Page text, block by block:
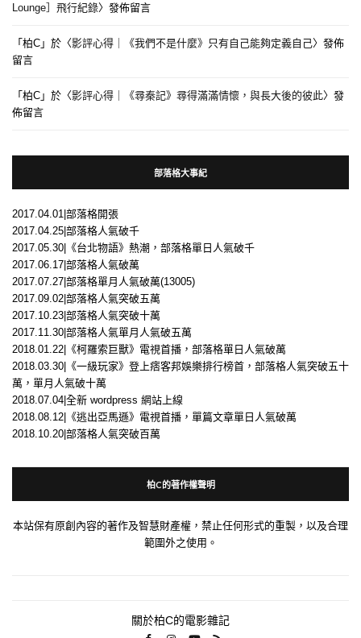
Lounge］飛行紀錄〉發佈留言
「 柏C 」於〈影評心得｜《我們不是什麼》只有自己能夠定義自己〉發佈
留言
「 柏C 」於〈影評心得｜《尋秦記》尋得滿滿情懷，與長大後的彼此〉發
佈留言
部落格大事紀
2017.04.01|部落格開張
2017.04.25|部落格人氣破千
2017.05.30|《台北物語》熱潮，部落格單日人氣破千
2017.06.17|部落格人氣破萬
2017.07.27|部落格單月人氣破萬(13005)
2017.09.02|部落格人氣突破五萬
2017.10.23|部落格人氣突破十萬
2017.11.30|部落格人氣單月人氣破五萬
2018.01.22|《柯羅索巨獸》電視首播，部落格單日人氣破萬
2018.03.30|《一級玩家》登上痞客邦娛樂排行榜首，部落格人氣突破五十
萬，單月人氣破十萬
2018.07.04|全新 wordpress 網站上線
2018.08.12|《逃出亞馬遜》電視首播，單篇文章單日人氣破萬
2018.10.20|部落格人氣突破百萬
柏C的著作權聲明
本站保有原創內容的著作及智慧財產權，禁止任何形式的重製，以及合理
範圍外之使用。
關於柏C的電影雜記